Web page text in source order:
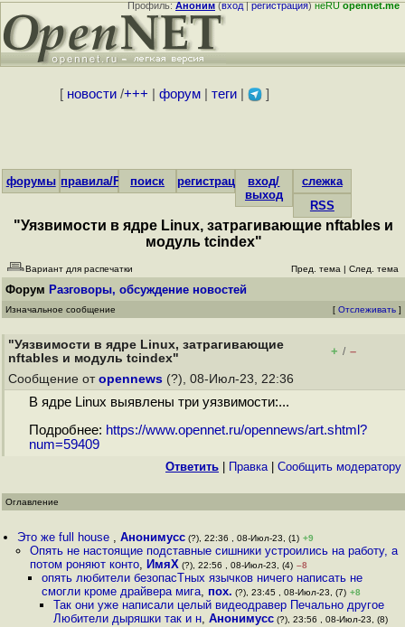
Профиль:Аноним(вход|регистрация)неRUopennet.me
[ новости/+++ форум| теги| ]
форумы правила/FAQпоиск регистрациявход/
выход
слежка
RSS
"Уязвимости в ядре Linux, затрагивающие nftables и
модуль tcindex"
Вариант для распечатки Пред. тема | След. тема
Форум Разговоры, обсуждение новостей
Изначальное сообщение [ Отслеживать ]
"Уязвимости в ядре Linux, затрагивающие
nftables и модуль tcindex"
+ / –
Сообщение от opennews (?), 08-Июл-23, 22:36
В ядре Linux выявлены три уязвимости:...
Подробнее: https://www.opennet.ru/opennews/art.shtml?
num=59409
Ответить Правка| Cообщить модератору
Оглавление
Это же full house ,Анонимусс (?), 22:36 , 08-Июл-23, (1) +9
Опять не настоящие подставные сишники устроились на работу, а
потом роняют конто, ИмяХ (?), 22:56 , 08-Июл-23, (4) –8
опять любители безопасТных язычков ничего написать не
смогли кроме драйвера мига, пох. (?), 23:45 , 08-Июл-23, (7) +8
Так они уже написали целый видеодравер Печально другое
Любители дыряшки так и н,Анонимусс (?), 23:56 , 08-Июл-23, (8)